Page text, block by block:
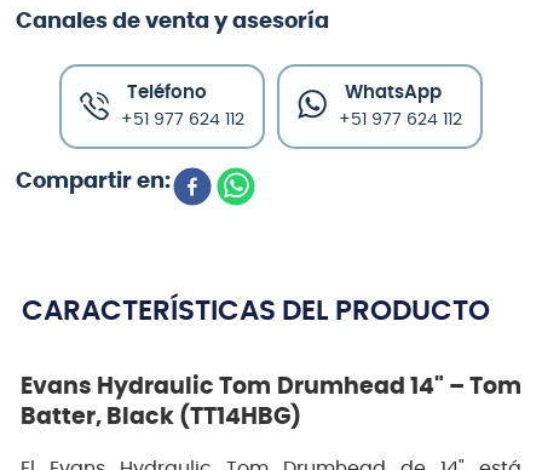
Canales de venta y asesoría
Teléfono
+51 977 624 112
WhatsApp
+51 977 624 112
CARACTERÍSTICAS DEL PRODUCTO
Evans Hydraulic Tom Drumhead 14" – Tom
Batter, Black (TT14HBG)